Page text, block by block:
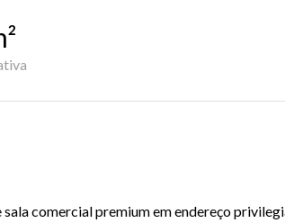
comercial premium em endereço